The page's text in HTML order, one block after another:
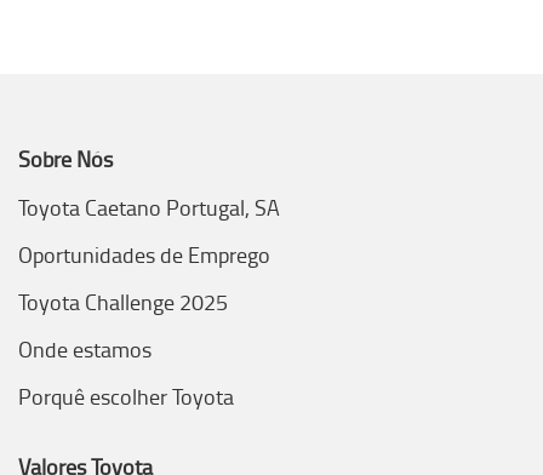
Sobre Nós
Toyota Caetano Portugal, SA
Oportunidades de Emprego
Toyota Challenge 2025
Onde estamos
Porquê escolher Toyota
Valores Toyota